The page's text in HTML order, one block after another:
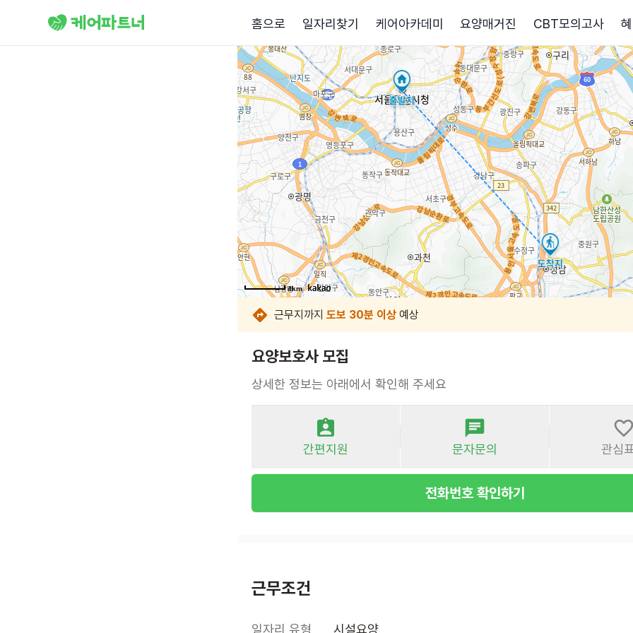
홈으로 일자리찾기 케어아카데미 요양매거진 CBT모의고사
4km
4km
4km
4km
4km
4km
4km
4km
근무지까지 도보 30분 이상 예상
요양보호사 모집
상세한 정보는 아래에서 확인해 주세요
간편지원 문자문의 관심
전화번호 확인하기
근무조건
일자리 유형 시설요양